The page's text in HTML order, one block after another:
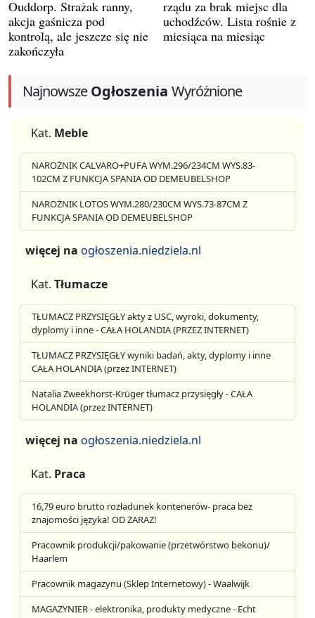
Ouddorp. Strażak ranny,
akcja gaśnicza pod
kontrolą, ale jeszcze się nie
zakończyła
rządu za brak miejsc dla
uchodźców. Lista rośnie z
miesiąca na miesiąc
NajnowszeOgłoszenia Wyróżnione
Kat. Meble
NAROŻNIK CALVARO+PUFA WYM.296/234CM WYS.83-
102CM Z FUNKCJA SPANIA OD DEMEUBELSHOP
NAROŻNIK LOTOS WYM.280/230CM WYS.73-87CM Z
FUNKCJA SPANIA OD DEMEUBELSHOP
więcej na ogłoszenia.niedziela.nl
Kat. Tłumacze
TŁUMACZ PRZYSIĘGŁY akty z USC, wyroki, dokumenty,
dyplomy i inne - CAŁA HOLANDIA (PRZEZ INTERNET)
TŁUMACZ PRZYSIĘGŁY wyniki badań, akty, dyplomy i inne
CAŁA HOLANDIA (przez INTERNET)
Natalia Zweekhorst-Krüger tłumacz przysięgły - CAŁA
HOLANDIA (przez INTERNET)
więcej na ogłoszenia.niedziela.nl
Kat. Praca
16,79 euro brutto rozładunek kontenerów- praca bez
znajomości języka! OD ZARAZ!
Pracownik produkcji/pakowanie (przetwórstwo bekonu)/
Haarlem
Pracownik magazynu (Sklep Internetowy) - Waalwijk
MAGAZYNIER - elektronika, produkty medyczne - Echt